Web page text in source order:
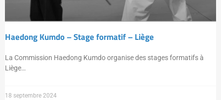
Haedong Kumdo – Stage formatif – Liège
La Commission Haedong Kumdo organise des stages formatifs à
Liège…
18 septembre 2024